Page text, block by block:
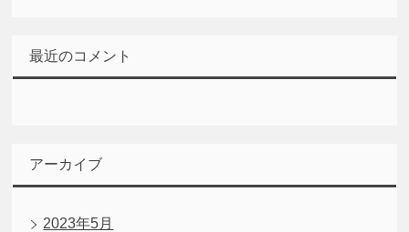
最近のコメント
アーカイブ
2023年5月